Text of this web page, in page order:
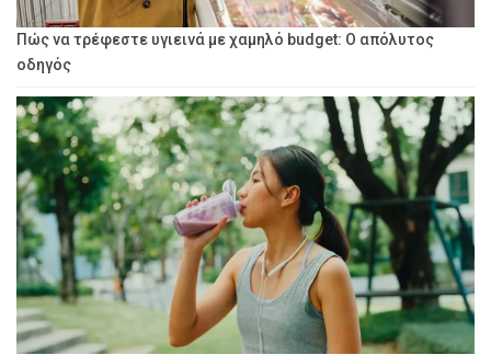
Πώς να τρέφεστε υγιεινά με χαμηλό budget: Ο απόλυτος
οδηγός